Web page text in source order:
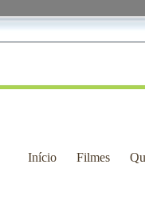
Início Filmes